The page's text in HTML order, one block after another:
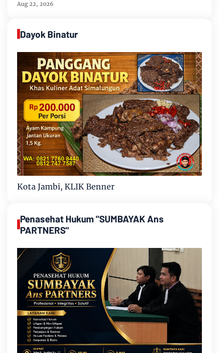
Gugur Sesuai Dokumen
Aug 22, 2026
Dayok Binatur
Kota Jambi, KLIK Benner
Penasehat Hukum "SUMBAYAK Ans
PARTNERS"